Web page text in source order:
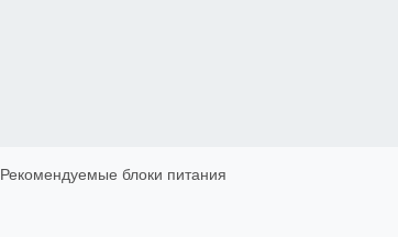
Рекомендуемые блоки питания